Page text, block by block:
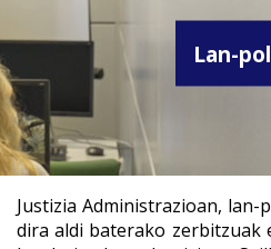
Lan-
Justizia Administrazioan,
dira aldi baterako zerbitzuak